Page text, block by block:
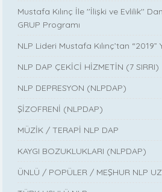
Mustafa Kılınç İle ''İlişki ve Evlilik''
GRUP Programı
NLP Lideri Mustafa Kılınç’tan “2019”
NLP DAP ÇEKİCİ HİZMETİN (7 SIRRI)
NLP DEPRESYON (NLPDAP)
ŞİZOFRENİ (NLPDAP)
MÜZİK / TERAPİ NLP DAP
KAYGI BOZUKLUKLARI (NLPDAP)
ÜNLÜ / POPÜLER / MEŞHUR NLP